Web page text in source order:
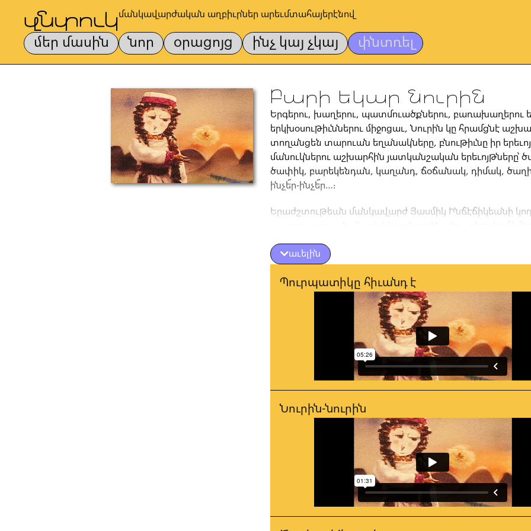
մանկավարժական աղբիւրներ արեւմտահայերէնով
մեր մասին նոր օրացոյց ինչ կայ չկայ փնտռել
Բարի եկար Նուրին
Երգերու, խաղերու, պատմուածքներու, բառախաղերու
երկխօսութիւններու միջոցաւ, Նուրին կը հրամցնէ
տողանցեն տարուան եղանակները, բնութիւնը իր
մանուկներու աշխարհին յատկանշական երեւոյթները՝
ծափիկ, բարեկենդան, կաղանդ, ճօճանակ, դիմակ,
ինչե՜ր-ինչե՜ր…։
Երաժշտութեան մանկավարժ Յասմիկ Ինճէճիկեանի
կարողութիւն ունին. անհրաժեշտ է զայն զարգացնել
Պուրպատիկը պարզապէս երգերու հաւաքածոյ մը ըլլալէ
մանկավարժական գործիք մըն է, որ թէ՛ կը զարգացնէ
երաժշտական հմտութիւնները, թէ՛ ալ երաժշտութեան
երեխաները կ՚օժտէ արտայայտուելու զանազան
«Բարի եկար Նուրին» ծրագիրը նախ արտադրուած է
ձայներիզ 1988 թուականին, ապա 2015 թուականին
խտասալիկներ «Պուրպատիկ»ի հետ միասին՝ «Հայերէն
Ձայներիզին ընդհանուր տեւողութիւնը 32 վայրկեան է։
Հրատարակուած է Vocal Art of Armenian Composers-ի
աւելին
Պուրպատիկը հիւանդ է
Նուրին-նուրին